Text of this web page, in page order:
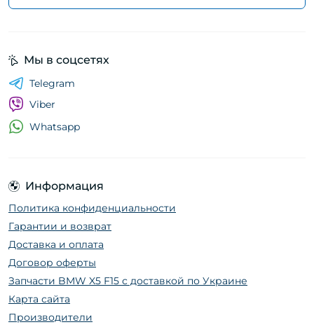
Информация
Политика конфиденциальности
Гарантии и возврат
Доставка и оплата
Договор оферты
Запчасти BMW X5 F15 с доставкой по Украине
Карта сайта
Производители
Мы в соцсетях
Telegram
Viber
Whatsapp